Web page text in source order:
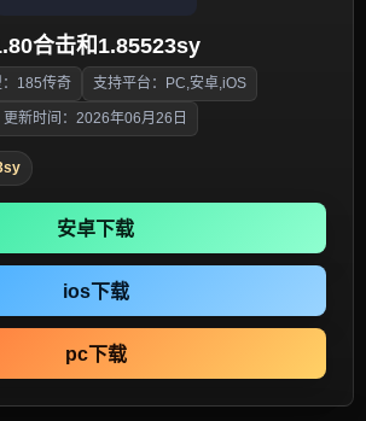
合击和1.85523sy
185传奇 支持平台：PC,安卓,iOS
更新时间：2026年06月26日
安卓下载
ios下载
pc下载